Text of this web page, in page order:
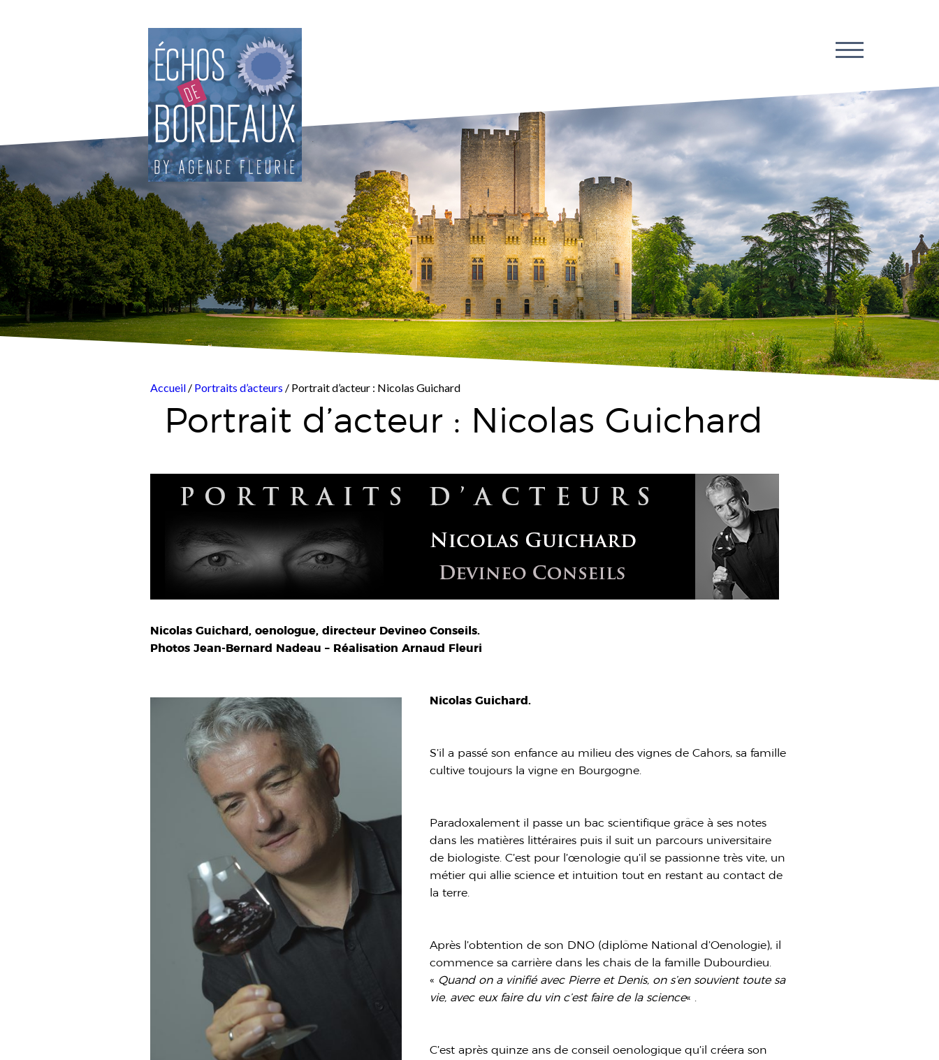
Accueil / Portraits d’acteurs / Portrait d’acteur : Nicolas Guichard
Portrait d’acteur : Nicolas Guichard
Nicolas Guichard, oenologue, directeur Devineo Conseils.
Photos Jean-Bernard Nadeau – Réalisation Arnaud Fleuri
Nicolas Guichard.
S’il a passé son enfance au milieu des vignes de Cahors, sa famille
cultive toujours la vigne en Bourgogne.
Paradoxalement il passe un bac scientifique grâce à ses notes
dans les matières littéraires puis il suit un parcours universitaire
de biologiste. C’est pour l’œnologie qu’il se passionne très vite, un
métier qui allie science et intuition tout en restant au contact de
la terre.
Après l’obtention de son DNO (diplôme National d’Oenologie), il
commence sa carrière dans les chais de la famille Dubourdieu.
« Quand on a vinifié avec Pierre et Denis, on s’en souvient toute sa
vie, avec eux faire du vin c’est faire de la science« .
C’est après quinze ans de conseil oenologique qu’il créera son